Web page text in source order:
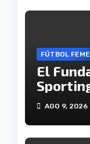
FÚTBOL
El
se cita
AGO 9, 2026